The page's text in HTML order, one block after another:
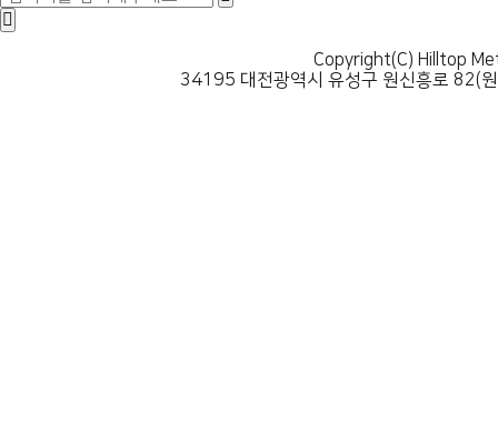
Copyright(C) Hilltop
34195 대전광역시 유성구 원신흥로